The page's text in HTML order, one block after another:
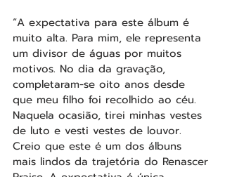
“A expectativa para este álbum é
muito alta. Para mim, ele representa
um divisor de águas por muitos
motivos. No dia da gravação,
completaram-se oito anos desde
que meu filho foi recolhido ao céu.
Naquela ocasião, tirei minhas vestes
de luto e vesti vestes de louvor.
Creio que este é um dos álbuns
mais lindos da trajetória do Renascer